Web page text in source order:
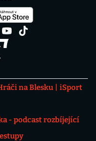
na Blesku
iSport
- podcast rozbíjející